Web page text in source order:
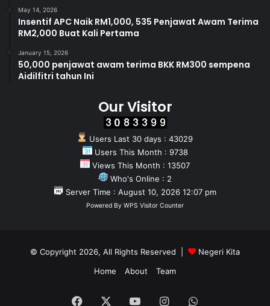
May 14, 2026
Insentif APC Naik RM1,000, 535 Penjawat Awam Terima
RM2,000 Buat Kali Pertama
January 15, 2026
50,000 penjawat awam terima BKK RM300 sempena
Aidilfitri tahun Ini
Our Visitor
Users Last 30 days : 43029
Users This Month : 9738
Views This Month : 13507
Who's Online : 2
Server Time : August 10, 2026 12:07 pm
Powered By WPS Visitor Counter
© Copyright 2026, All Rights Reserved |
Negeri Kita
Home
About Team
Facebook YouTubeInstagramWhatsApp